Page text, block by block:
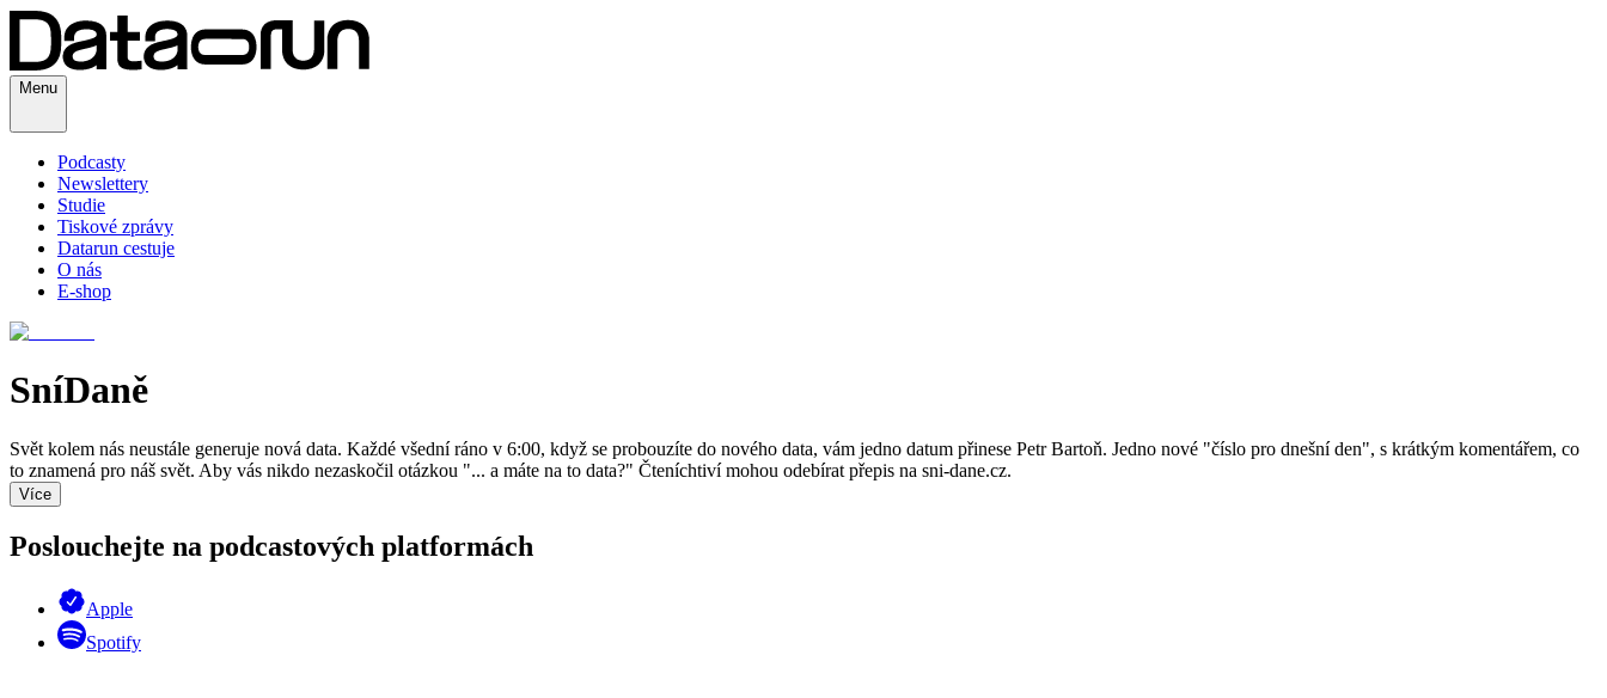
Menu
Podcasty
Newslettery
Studie
Tiskové zprávy
Datarun cestuje
O nás
E-shop
SníDaně
Svět kolem nás neustále generuje nová data. Každé všední ráno v 6:00, když se probouzíte do nového data, vám jedno datum přinese Petr Bartoň. Jedno nové "číslo pro dnešní den", s krátkým komentářem, co
to znamená pro náš svět. Aby vás nikdo nezaskočil otázkou "... a máte na to data?" Čteníchtiví mohou odebírat přepis na sni-dane.cz.
Více
Poslouchejte na podcastových platformách
Apple
Spotify